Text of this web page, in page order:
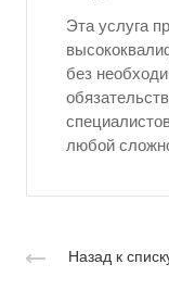
Эта услуга
без
любой
Назад к